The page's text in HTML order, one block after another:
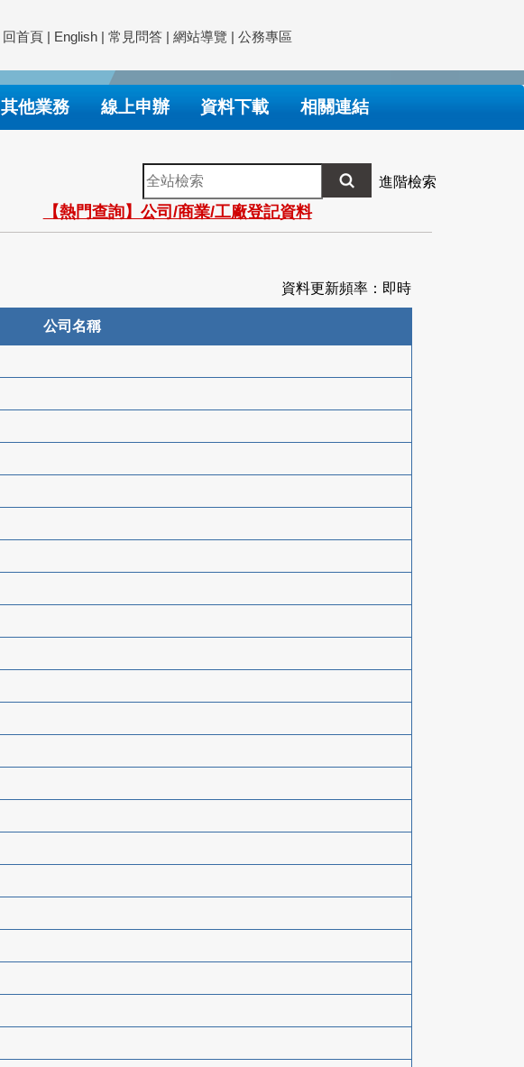
回首頁 | English | 常見問答 | 網站導覽 | 公務專區
其他業務 線上申辦 資料下載 相關連結
全
站
檢
索
進階檢索
【熱門查詢】公司/商業/工廠登記資料
資料更新頻率：即時
公司名稱